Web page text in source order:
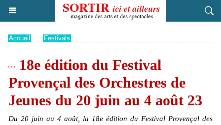
Accueil Festivals
18e édition du Festival
Provençal des Orchestres de
Jeunes du 20 juin au 4 août 23
Du 20 juin au 4 août, la 18e édition du Festival Provençal des